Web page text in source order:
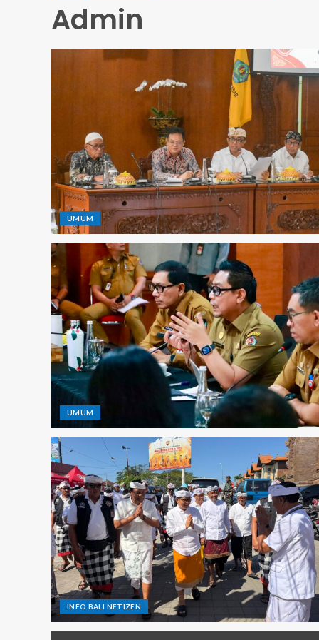
Admin
UMUM
UMUM
INFO BALI NETIZEN